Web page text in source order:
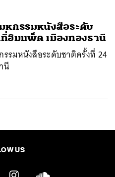
หกรรมหนังสือระดับ
อิมแพ็ค เมืองทองธานี
รมหนังสือระดับชาติครั้งที่ 24
นี
US